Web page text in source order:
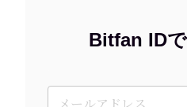
Bitfan ID